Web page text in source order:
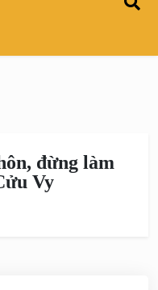
đừng làm
Vy